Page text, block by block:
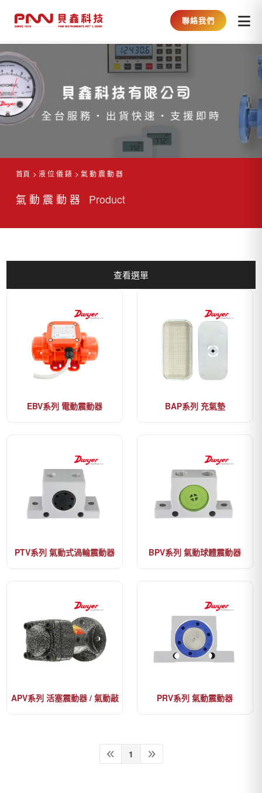
聯絡我們
首頁 液 位 儀 錶 氣 動 震 動 器
氣 動 震 動 器 Product
EBV系列 電動震動器 BAP系列 充氣墊
PTV系列 氣動式渦輪震動器 BPV系列 氣動球體震動器
APV系列 活塞震動器 / 氣動敲
PRV系列 氣動震動器
1
查看選單